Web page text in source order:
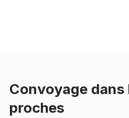
Convoyage dans
proches